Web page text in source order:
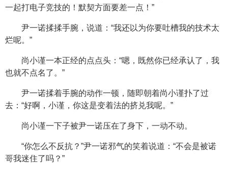
一起打电子竞技的！默契方面要差一点！”
尹一诺揉揉手腕，说道：“我还以为你要吐槽我的技术太
烂呢。”
尚小谨一本正经的点点头：“嗯，既然你已经承认了，我
也就不点名了。”
尹一诺揉着手腕的动作一顿，随即朝着尚小谨扑了过
去：“好啊，小谨，你这是变着法的挤兑我呢。”
尚小谨一下子被尹一诺压在了身下，一动不动。
“你怎么不反抗？”尹一诺邪气的笑着说道：“不会是被诺
哥我迷住了吗？”